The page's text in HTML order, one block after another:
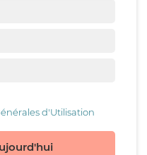
d'Utilisation